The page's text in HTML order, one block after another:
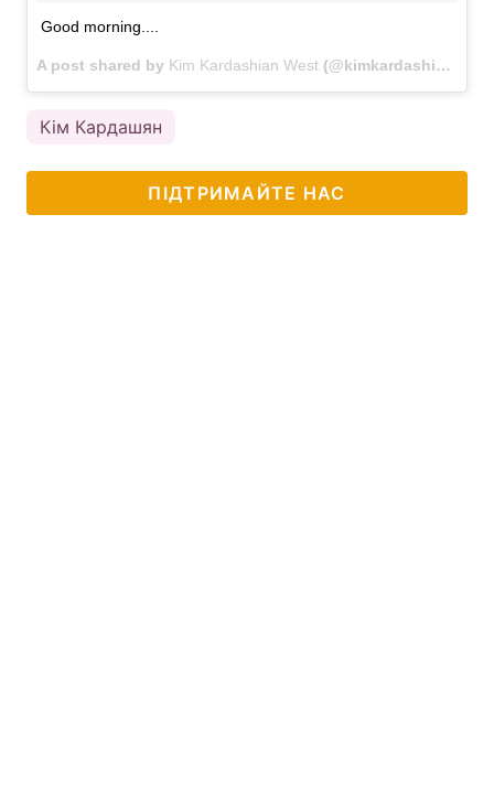
Good morning....
A post shared by Kim Kardashian West (@kimkardashian) on
Кім Кардашян
ПІДТРИМАЙТЕ НАС